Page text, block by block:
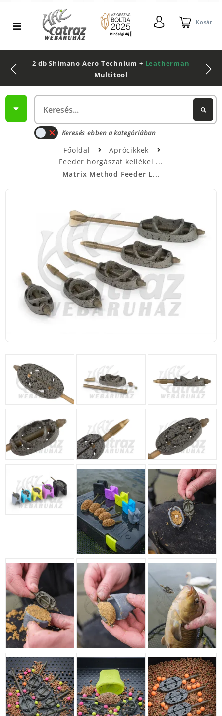
Kosár
2 db Shimano Aero Technium + Leatherman
Multitool
Keresés ebben a kategóriában
Főoldal
Aprócikkek
Feeder horgászat kellékei
Matrix Method Feeder L...